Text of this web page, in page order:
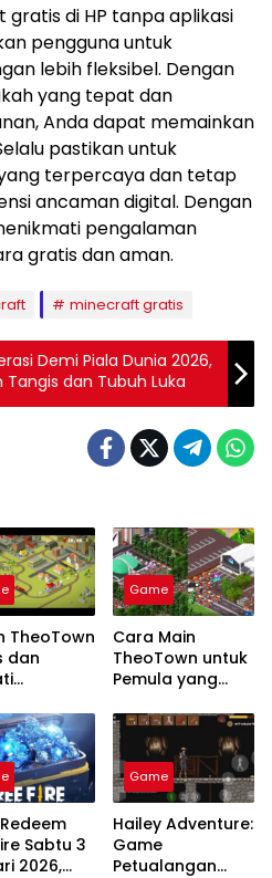
di HP tanpa aplikasi
pengguna untuk
lebih fleksibel. Dengan
yang tepat dan
Anda dapat memainkan
pastikan untuk
terpercaya dan tetap
ancaman digital. Dengan
pengalaman
gratis dan aman.
minecraft gratis
Demi Piala Dunia 2026,
dan Tubuh Luka
TheoTown
dan
yang
Game
Cara Main
TheoTown untuk
Pemula yang
Sabtu 3
2026,
Game
Hailey Adventure:
Game
Petualangan